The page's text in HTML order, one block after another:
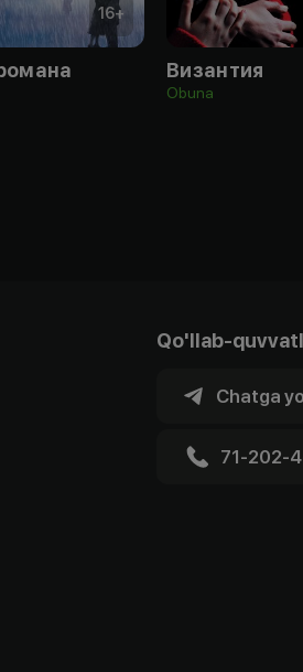
16+
Византия
Obuna
Qo'llab-
Chatga
71-202-